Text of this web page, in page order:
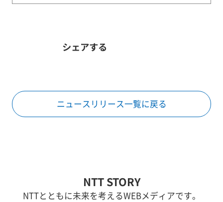
シェアする
ニュースリリース一覧に戻る
NTT STORY
NTTとともに未来を考えるWEBメディアです。